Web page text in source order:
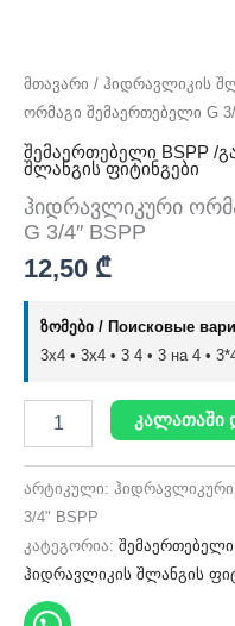
მთავარი / ჰიდრავლიკის
ორმაგი შემაერთებელი G 3/
შემაერთებელი BSPP /
შლანგის ფიტინგები
ჰიდრავლიკური
G 3/4″ BSPP
12,50 ₾
ზომები / Поисковые
3x4 • 3х4 • 3 4 • 3 на 4 •
კალათაში
არტიკული: ჰიდრავლიკური
3/4" BSPP
კატეგორია: შემაერთებელი
ჰიდრავლიკის შლანგის